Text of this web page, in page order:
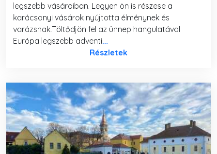
legszebb vásáraiban. Legyen ön is részese a
karácsonyi vásárok nyújtotta élménynek és
varázsnak.Töltődjön fel az ünnep hangulatával
Európa legszebb adventi...
Részletek